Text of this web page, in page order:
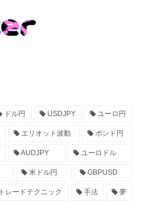
ドル円 USDJPY ユーロ円
エリオット波動 ポンド円
AUDJPY ユーロドル
米ドル円 GBPUSD
トレードテクニック 手法 夢